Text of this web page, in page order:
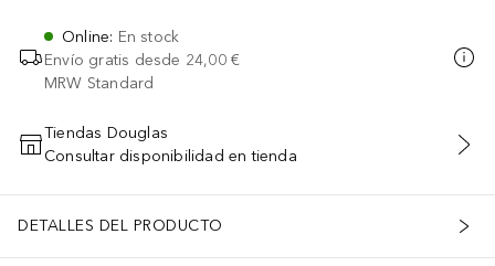
Online: En stock
Envío gratis desde 24,00 €
MRW Standard
AÑADIR AL CARRITO
Tiendas Douglas
Consultar disponibilidad en tienda
DETALLES DEL PRODUCTO